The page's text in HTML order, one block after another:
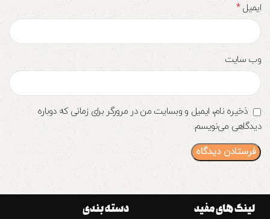
ایمیل*
وب‌ سایت
ذخیره نام، ایمیل و وبسایت من در مرورگر برای زمانی که دوباره
دیدگاهی می‌نویسم.
لینک های مفید دسته بندی